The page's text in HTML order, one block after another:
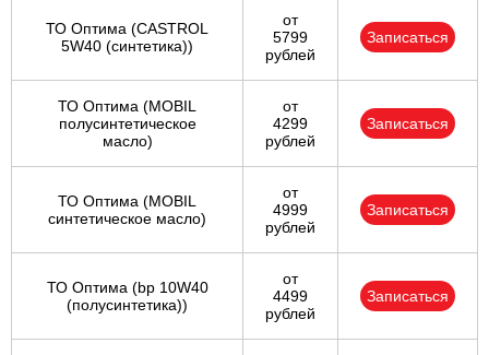
ТО Оптима (CASTROL
5W40 (синтетика))
от
5799
рублей
Записаться
ТО Оптима (MOBIL
полусинтетическое
масло)
от
4299
рублей
Записаться
ТО Оптима (MOBIL
синтетическое масло)
от
4999
рублей
Записаться
ТО Оптима (bp 10W40
(полусинтетика))
от
4499
рублей
Записаться